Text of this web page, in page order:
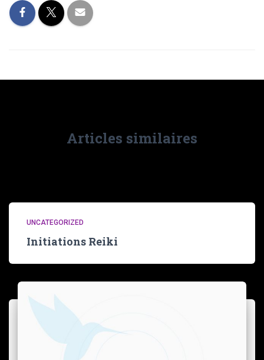
Articles similaires
UNCATEGORIZED
Initiations Reiki